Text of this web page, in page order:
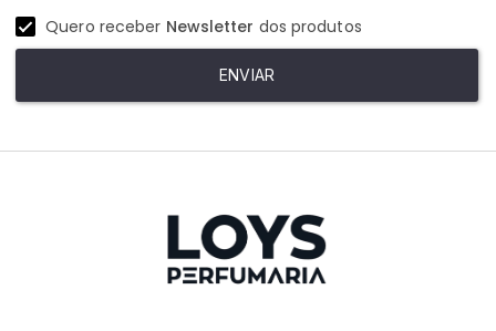
Quero receber Newsletter dos produtos
ENVIAR